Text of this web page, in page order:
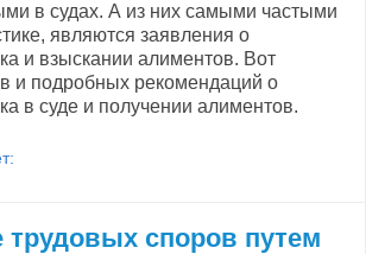
в судах. А из них самыми частыми
являются заявления о
и взыскании алиментов. Вот
и подробных рекомендаций о
в суде и получении алиментов.
трудовых споров путем